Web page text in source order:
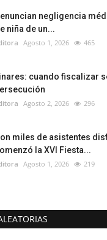
negligencia
niña de un...
Agosto 1, 2026 465
cuando fiscalizar
Agosto 2, 2026 296
miles de asistentes
la XVI Fiesta...
Agosto 1, 2026 219